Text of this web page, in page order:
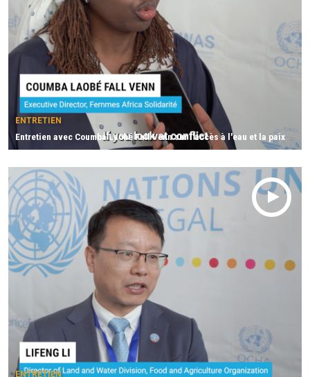
ENTRETIEN
Entretien avec Coumba Laobé Fall Venn sur l'accès à l'eau et la paix
ENTRETIEN